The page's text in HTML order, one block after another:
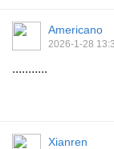
Americano
2026-1-28
...........
Xianren